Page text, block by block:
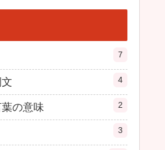
7
4
の意味 2
3